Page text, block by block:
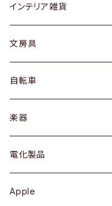
ローテーブル / サイドテー
デスク / コンソール
ドレッサー
シェルフ
キュリオケース / 飾り棚
カップボード / 食器棚
フロアライト
リング
ピアス / イヤリング
財布
バッグ
アウター
トップス
ワンピース
ボトムス
グラス / タンブラー
カップ / マグ
プレート / ボウル
カトラリー
ケトル / ティーポット
鍋 / フライパン
インテリア雑貨
文房具
自転車
dahon
楽器
ギター
ベース
電化製品
Apple